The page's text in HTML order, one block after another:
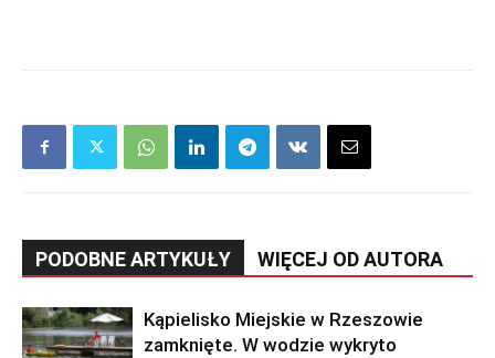
PODOBNE ARTYKUŁY WIĘCEJ OD AUTORA
Kąpielisko Miejskie w Rzeszowie
zamknięte. W wodzie wykryto